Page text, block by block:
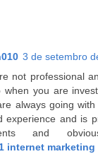
3 de setembro
not professional
when you are
always going
experience and is
and
internet